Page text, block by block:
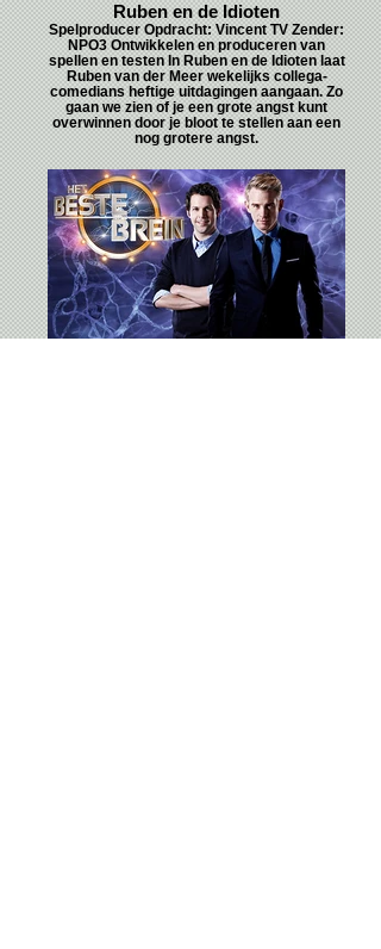
Ruben en de Idioten
Spelproducer Opdracht: Vincent TV Zender:
NPO3 Ontwikkelen en produceren van
spellen en testen In Ruben en de Idioten laat
Ruben van der Meer wekelijks collega-
comedians heftige uitdagingen aangaan. Zo
gaan we zien of je een grote angst kunt
overwinnen door je bloot te stellen aan een
nog grotere angst.